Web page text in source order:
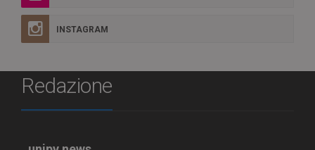
INSTAGRAM
Redazione